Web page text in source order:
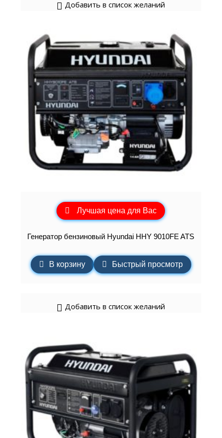
Добавить в список желаний
Лучшая цена для Вас
Генератор бензиновый Hyundai HHY 9010FE ATS
В корзину Быстрый просмотр
Добавить в список желаний